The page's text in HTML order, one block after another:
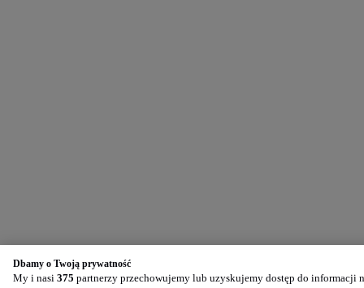
Dbamy o Twoją prywatność
My i nasi 375 partnerzy przechowujemy lub uzyskujemy dostęp do